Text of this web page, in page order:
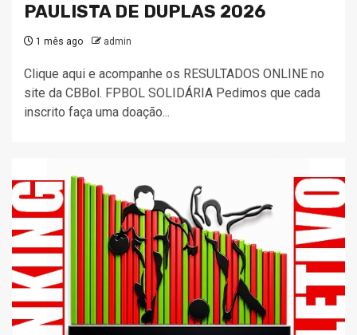
PAULISTA DE DUPLAS 2026
1 mês ago admin
Clique aqui e acompanhe os RESULTADOS ONLINE no
site da CBBol. FPBOL SOLIDÁRIA Pedimos que cada
inscrito faça uma doação...